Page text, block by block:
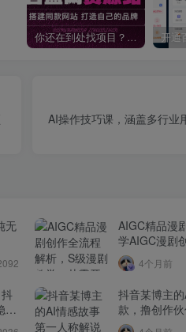
你还在到处找项目？还在当韭菜？我靠卖项目一个月收入5万+，曾经我也是个失败者。
AI操作技巧课，涵盖多行业
无
AIGC精品漫
学AIGC漫剧
4个月前
盈
抖音某博主
款，撸创作